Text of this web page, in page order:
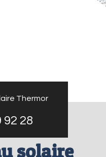
Thermor
92 28
solaire